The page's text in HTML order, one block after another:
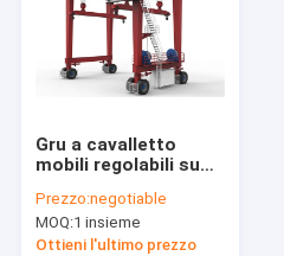
Gru a cavalletto
mobili regolabili su
1200t su rotaie
Prezzo:negotiable
MOQ:1 insieme
Ottieni l'ultimo prezzo